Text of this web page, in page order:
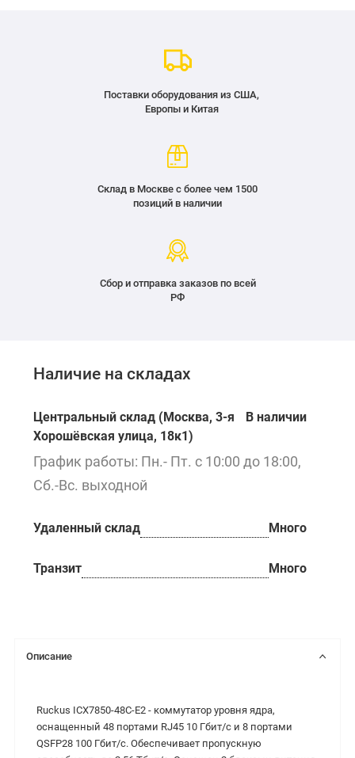
Поставки оборудования из США,
Европы и Китая
Склад в Москве с более чем 1500
позиций в наличии
Сбор и отправка заказов по всей
РФ
Наличие на складах
Центральный склад (Москва, 3-я
Хорошёвская улица, 18к1)
В наличии
График работы: Пн.- Пт. с 10:00 до 18:00,
Сб.-Вс. выходной
Удаленный склад Много
Транзит Много
Описание
Ruckus ICX7850-48C-E2 - коммутатор уровня ядра,
оснащенный 48 портами RJ45 10 Гбит/с и 8 портами
QSFP28 100 Гбит/с. Обеспечивает пропускную